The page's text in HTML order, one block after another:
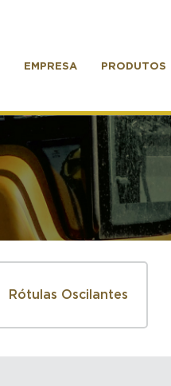
EMPRESA PRODUTOS
Rótulas Oscilantes